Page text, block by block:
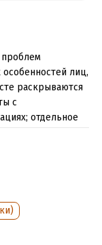
особенностей лиц,
раскрываются
с
отдельное
для